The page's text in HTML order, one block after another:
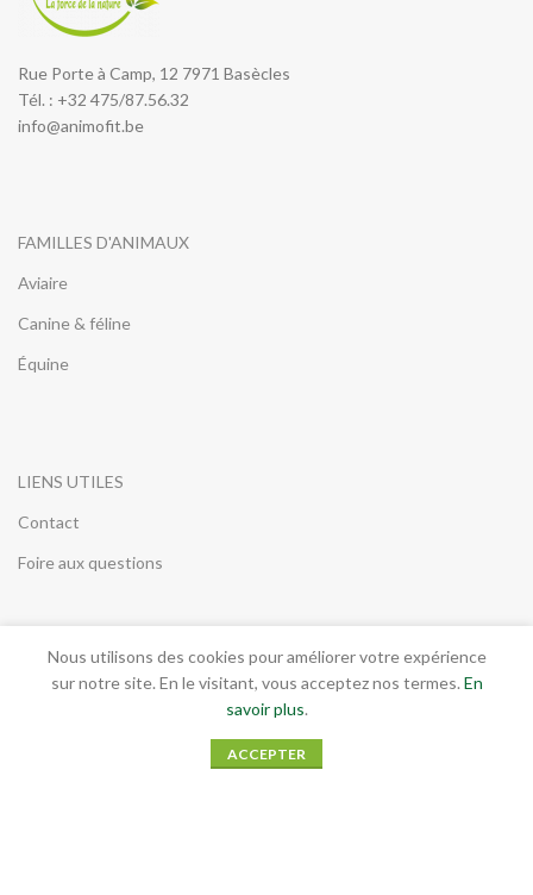
Rue Porte à Camp, 12 7971 Basècles
Tél. : +32 475/87.56.32
info@animofit.be
FAMILLES D'ANIMAUX
Aviaire
Canine & féline
Équine
LIENS UTILES
Contact
Foire aux questions
INFORMATIONS LEGALES
Conditions générales de vente
Nous utilisons des cookies pour améliorer votre expérience
sur notre site. En le visitant, vous acceptez nos termes. En
savoir plus.
ACCEPTER